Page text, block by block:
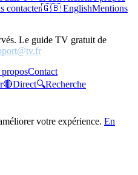
contacter🇬🇧 EnglishMentions
Le guide TV gratuit de
Contact
🔴Direct🔍Recherche
votre expérience. En